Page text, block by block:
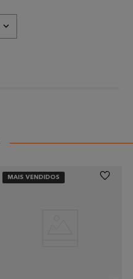
MAIS VENDIDOS